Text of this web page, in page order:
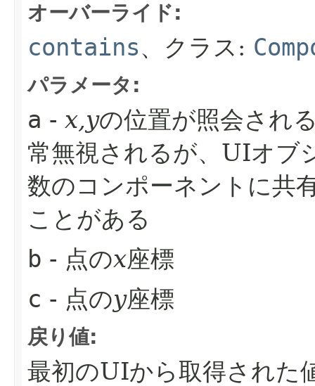
オーバーライド:
contains、クラス:
パラメータ:
a - x,yの位置が照会され
常無視されるが、UIオブ
数のコンポーネントに共
ことがある
b - 点のx座標
c - 点のy座標
戻り値:
最初のUIから取得された